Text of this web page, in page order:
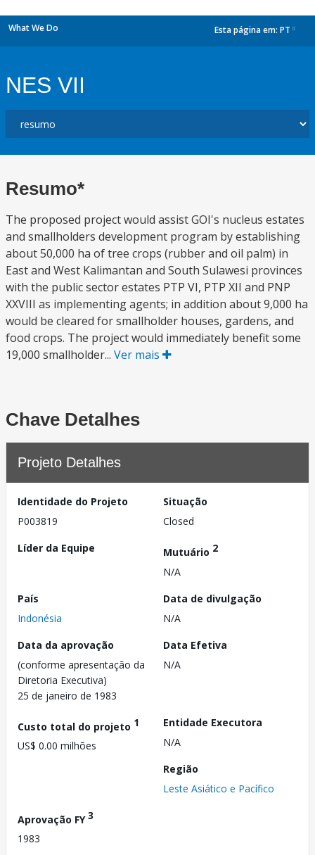
What We Do Esta página em: PT
NES VII
Resumo*
The proposed project would assist GOI's nucleus estates
and smallholders development program by establishing
about 50,000 ha of tree crops (rubber and oil palm) in
East and West Kalimantan and South Sulawesi provinces
with the public sector estates PTP VI, PTP XII and PNP
XXVIII as implementing agents; in addition about 9,000 ha
would be cleared for smallholder houses, gardens, and
food crops. The project would immediately benefit some
19,000 smallholder... Ver mais
Chave Detalhes
Projeto Detalhes
Identidade do Projeto
P003819
Situação
Closed
Líder da Equipe
Mutuário 2
N/A
País
Indonésia
Data de divulgação
N/A
Data da aprovação
(conforme apresentação da
Diretoria Executiva)
25 de janeiro de 1983
Data Efetiva
N/A
Custo total do projeto 1
US$ 0.00 milhões
Entidade Executora
N/A
Região
Leste Asiático e Pacífico
Aprovação FY3
1983